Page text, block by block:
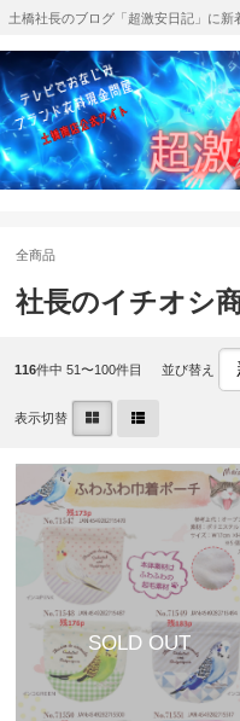
土橋社長のブログ「超激安日記」に新
全商品
社長のイチオシ
116件中 51〜100件目 並び替え
表示切替